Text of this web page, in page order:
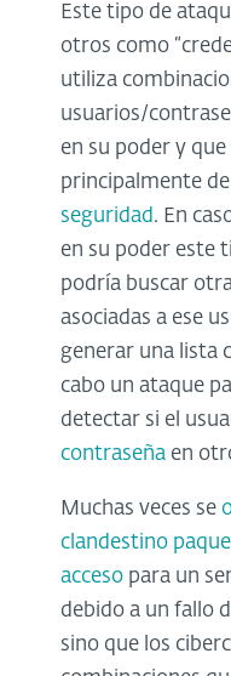
Este tipo de
otros como
utiliza
usuarios/
en su poder y
principalmente de
seguridad. En
en su poder este
podría buscar
asociadas a ese
generar una lista
cabo un ataque
detectar si el
contraseña en
Muchas veces se
clandestino
acceso para un
debido a un fallo
sino que los